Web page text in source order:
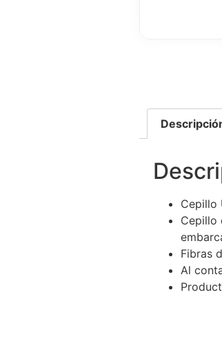
Cepillo
Cepillo
Fibras
Al